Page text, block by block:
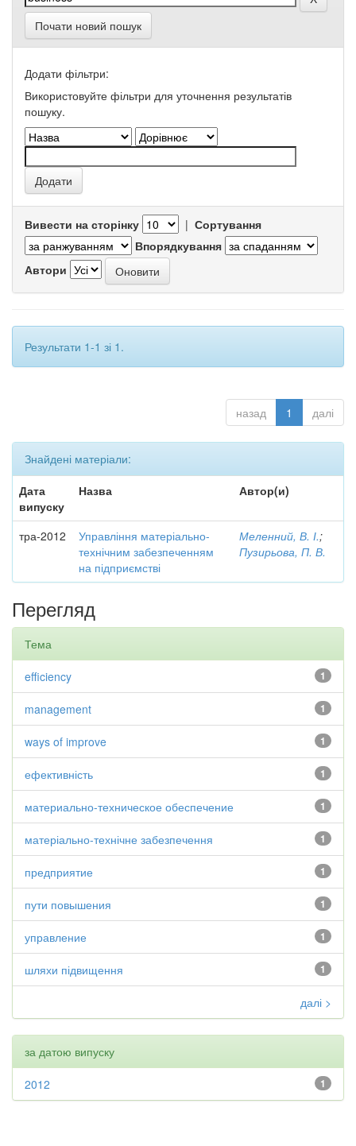
Почати новий пошук
Додати фільтри:
Використовуйте фільтри для уточнення результатів
пошуку.
Вивести на сторінку | Сортування
Впорядкування
Автори
Результати 1-1 зі 1.
назад 1 далі
Знайдені матеріали:
Дата
випуску
Назва Автор(и)
тра-2012
Управління матеріально-
технічним забезпеченням
на підприємстві
Меленний, В. І.;
Пузирьова, П. В.
Перегляд
Тема
1
efficiency
1
management
1
ways of improve
1
ефективність
1
материально-техническое обеспечение
1
матеріально-технічне забезпечення
1
предприятие
1
пути повышения
1
управление
1
шляхи підвищення
далі >
за датою випуску
1
2012